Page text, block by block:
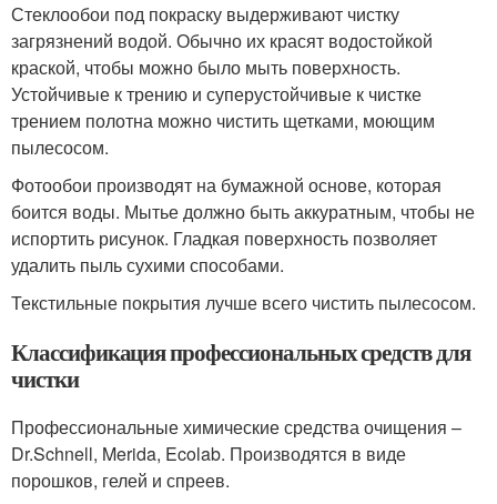
Стеклообои под покраску выдерживают чистку
загрязнений водой. Обычно их красят водостойкой
краской, чтобы можно было мыть поверхность.
Устойчивые к трению и суперустойчивые к чистке
трением полотна можно чистить щетками, моющим
пылесосом.
Фотообои производят на бумажной основе, которая
боится воды. Мытье должно быть аккуратным, чтобы не
испортить рисунок. Гладкая поверхность позволяет
удалить пыль сухими способами.
Текстильные покрытия лучше всего чистить пылесосом.
Классификация профессиональных средств для
чистки
Профессиональные химические средства очищения –
Dr.Schnell, Merida, Ecolab. Производятся в виде
порошков, гелей и спреев.